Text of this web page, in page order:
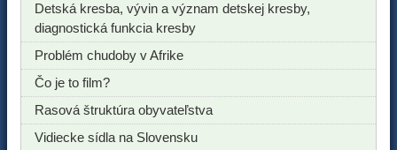
Detská kresba, vývin a význam detskej kresby,
diagnostická funkcia kresby
Problém chudoby v Afrike
Čo je to film?
Rasová štruktúra obyvateľstva
Vidiecke sídla na Slovensku